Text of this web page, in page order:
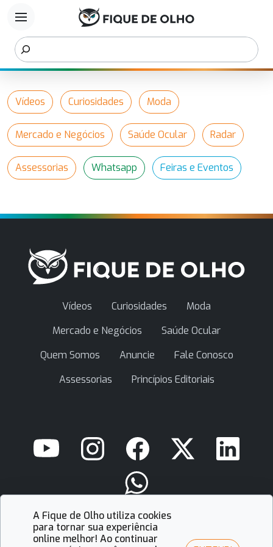
menu
Vídeos Curiosidades Moda
Mercado e Negócios Saúde Ocular Radar
Assessorias Whatsapp Feiras e Eventos
Vídeos Curiosidades
Moda
Mercado e Negócios
Saúde Ocular
Quem Somos
Anuncie
Fale Conosco
Assessorias
Princípios Editoriais
contato@fiquedeolho.com.br
A Fique de Olho utiliza cookies
para tornar sua experiência
online melhor! Ao continuar